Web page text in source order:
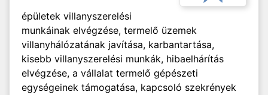
épületek villanyszerelési
munkáinak elvégzése, termelő üzemek
villanyhálózatának javítása, karbantartása,
kisebb villanyszerelési munkák, hibaelhárítás
elvégzése, a vállalat termelő gépészeti
egységeinek támogatása, kapcsoló szekrények